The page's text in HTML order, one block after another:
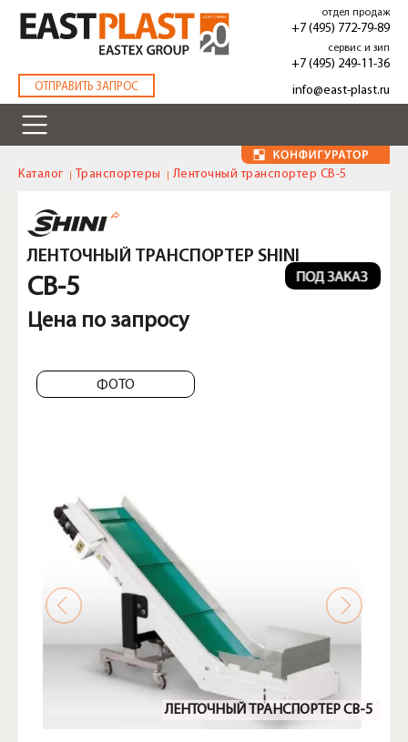
основному
содержанию
ОТПРАВИТЬ ЗАПРОС
отдел продаж
+7 (495) 772-79-89
сервис и зип
+7 (495) 249-11-36
info@east-plast.ru
Каталог Транспортеры Ленточный транспортер CB-5
ЛЕНТОЧНЫЙ ТРАНСПОРТЕР SHINI
CB-5
Цена по запросу
ФОТО
ЛЕНТОЧНЫЙ ТРАНСПОРТЕР CB-5